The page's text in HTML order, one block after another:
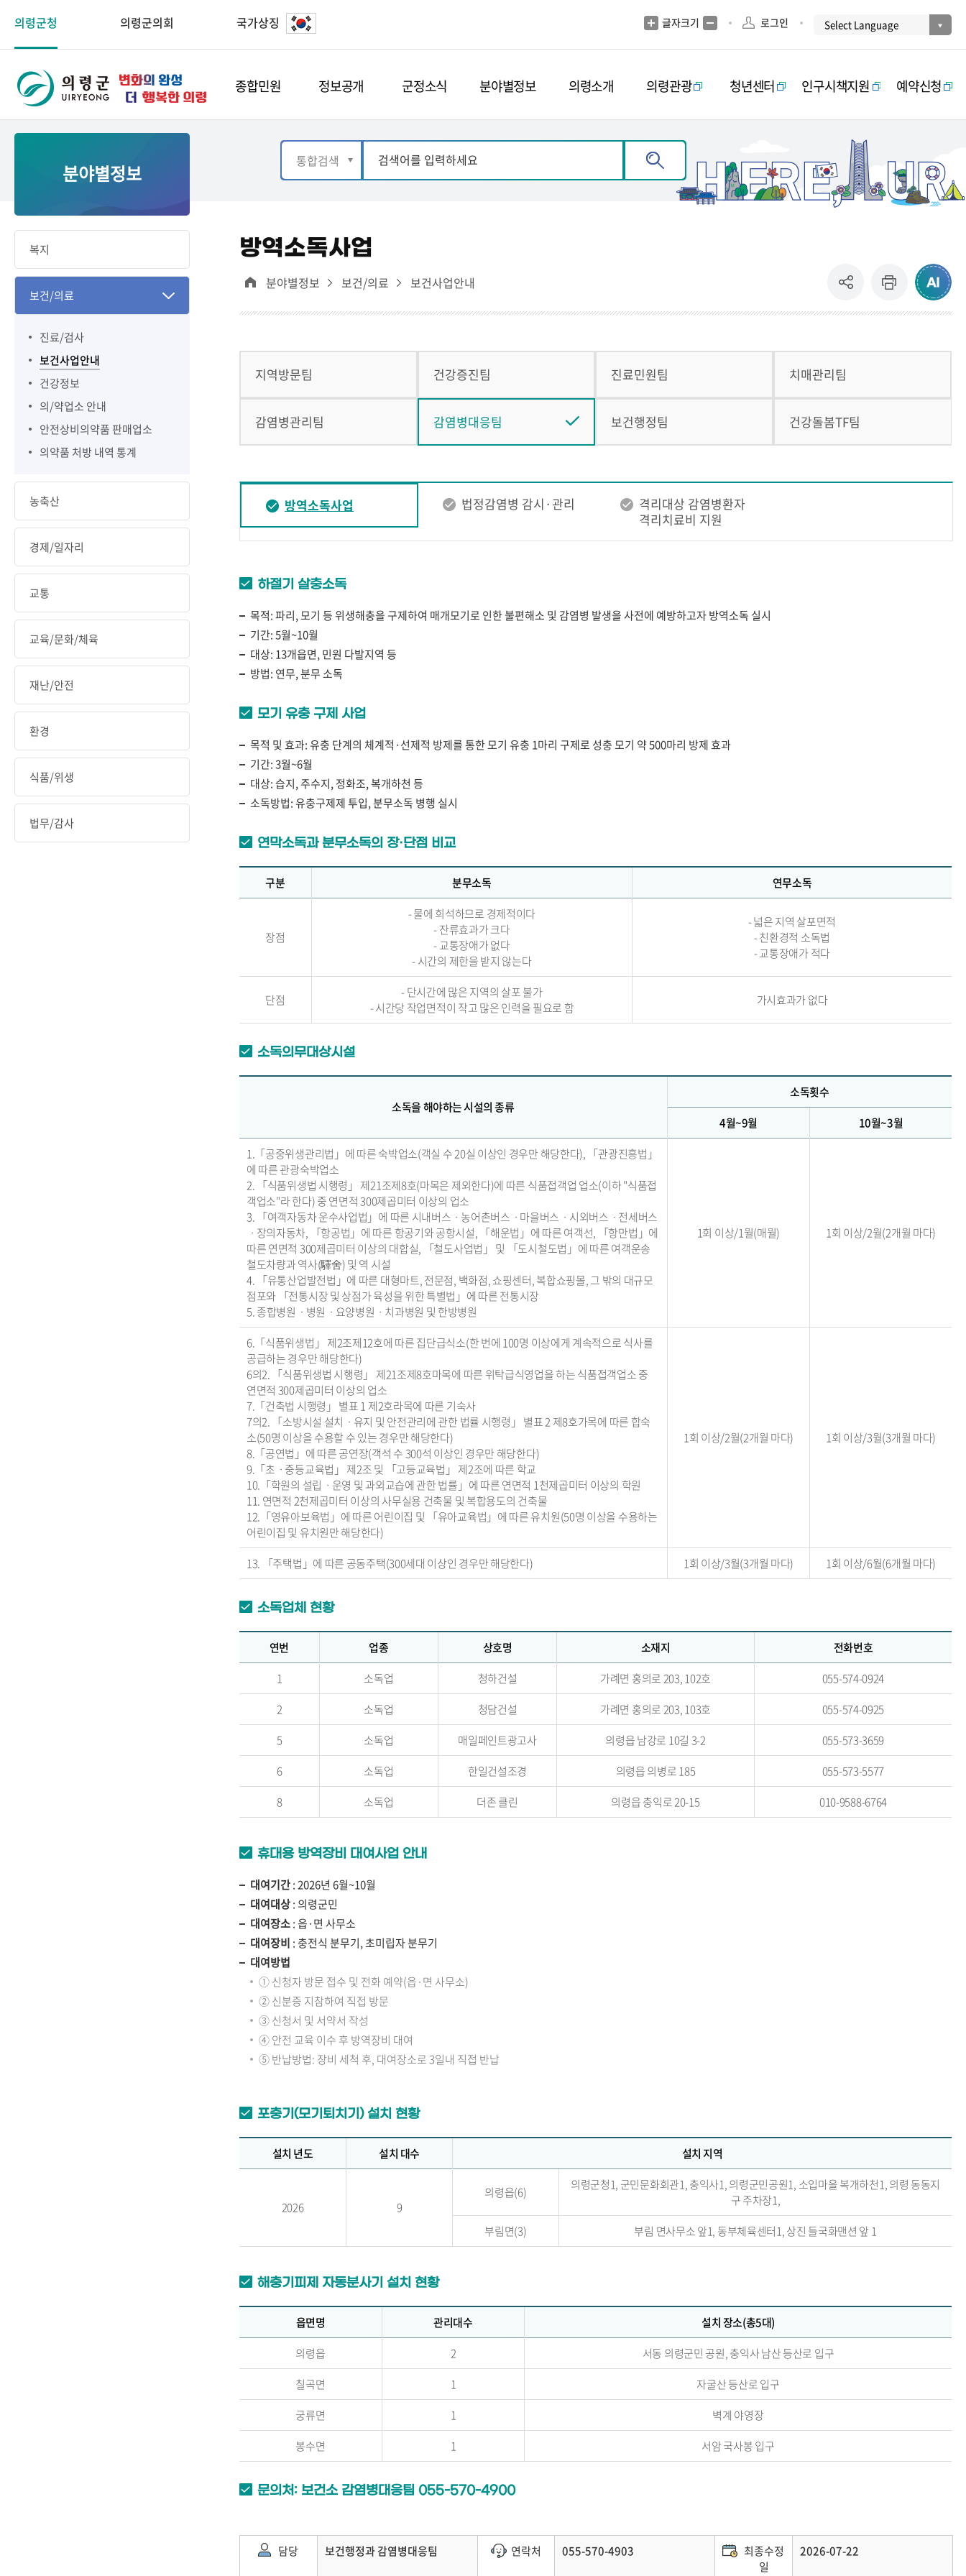
의령군청 의령군의회 국가상징 글자크기 로그인
종합민원 정보공개 군정소식 분야별정보 의령소개 의령관광 청년센터 인구시책지원 예약신청
분야별정보
복지
보건/의료
진료/검사
보건사업안내
건강정보
의/약업소 안내
안전상비의약품 판매업소
의약품 처방 내역 통계
농축산
경제/일자리
교통
교육/문화/체육
재난/안전
환경
식품/위생
법무/감사
방역소독사업
분야별정보 보건/의료 보건사업안내
지역방문팀 건강증진팀 진료민원팀 치매관리팀
감염병관리팀 감염병대응팀 보건행정팀 건강돌봄TF팀
방역소독사업 법정감염병 감시·관리
격리대상 감염병환자
격리치료비 지원
하절기 살충소독
목적: 파리, 모기 등 위생해충을 구제하여 매개모기로 인한 불편해소 및 감염병 발생을 사전에 예방하고자 방역소독 실시
기간: 5월~10월
대상: 13개읍면, 민원 다발지역 등
방법: 연무, 분무 소독
모기 유충 구제 사업
목적 및 효과: 유충 단계의 체계적·선제적 방제를 통한 모기 유충 1마리 구제로 성충 모기 약 500마리 방제 효과
기간: 3월~6월
대상: 습지, 주수지, 정화조, 복개하천 등
소독방법: 유충구제제 투입, 분무소독 병행 실시
연막소독과 분무소독의 장·단점 비교
구분 분무소독 연무소독
장점
- 물에 희석하므로 경제적이다
- 잔류효과가 크다
- 교통장애가 없다
- 시간의 제한을 받지 않는다
- 넓은 지역 살포면적
- 친환경적 소독법
- 교통장애가 적다
단점
- 단시간에 많은 지역의 살포 불가
- 시간당 작업면적이 작고 많은 인력을 필요로 함
가시효과가 없다
소독의무대상시설
소독을 해야하는 시설의 종류
소독횟수
4월~9월
10월~3월
1.「공중위생관리법」에 따른 숙박업소(객실 수 20실 이상인 경우만 해당한다), 「관광진흥법」
에 따른 관광숙박업소
2. 「식품위생법 시행령」 제21조제8호(마목은 제외한다)에 따른 식품접객업 업소(이하 "식품접
객업소"라 한다) 중 연면적 300제곱미터 이상의 업소
3. 「여객자동차 운수사업법」에 따른 시내버스ㆍ농어촌버스ㆍ마을버스ㆍ시외버스ㆍ전세버스
ㆍ장의자동차, 「항공법」에 따른 항공기와 공항시설, 「해운법」에 따른 여객선, 「항만법」에
따른 연면적 300제곱미터 이상의 대합실, 「철도사업법」 및 「도시철도법」에 따른 여객운송
철도차량과 역사(驛舍) 및 역 시설
4. 「유통산업발전법」에 따른 대형마트, 전문점, 백화점, 쇼핑센터, 복합쇼핑몰, 그 밖의 대규모
점포와 「전통시장 및 상점가 육성을 위한 특별법」에 따른 전통시장
5. 종합병원ㆍ병원ㆍ요양병원ㆍ치과병원 및 한방병원
1회 이상/1월(매월) 1회 이상/2월(2개월 마다)
6.「식품위생법」 제2조제12호에 따른 집단급식소(한 번에 100명 이상에게 계속적으로 식사를
공급하는 경우만 해당한다)
6의2. 「식품위생법 시행령」 제21조제8호마목에 따른 위탁급식영업을 하는 식품접객업소 중
연면적 300제곱미터 이상의 업소
7.「건축법 시행령」 별표 1 제2호라목에 따른 기숙사
7의2. 「소방시설 설치ㆍ유지 및 안전관리에 관한 법률 시행령」 별표 2 제8호가목에 따른 합숙
소(50명 이상을 수용할 수 있는 경우만 해당한다)
8.「공연법」에 따른 공연장(객석 수 300석 이상인 경우만 해당한다)
9.「초ㆍ중등교육법」 제2조 및 「고등교육법」 제2조에 따른 학교
10.「학원의 설립ㆍ운영 및 과외교습에 관한 법률」에 따른 연면적 1천제곱미터 이상의 학원
11. 연면적 2천제곱미터 이상의 사무실용 건축물 및 복합용도의 건축물
12.「영유아보육법」에 따른 어린이집 및 「유아교육법」에 따른 유치원(50명 이상을 수용하는
어린이집 및 유치원만 해당한다)
1회 이상/2월(2개월 마다) 1회 이상/3월(3개월 마다)
13. 「주택법」에 따른 공동주택(300세대 이상인 경우만 해당한다) 1회 이상/3월(3개월 마다) 1회 이상/6월(6개월 마다)
소독업체 현황
연번 업종 상호명 소재지
전화번호
1
소독업 청하건설 가례면 홍의로 203, 102호
055-574-0924
2
소독업 청담건설 가례면 홍의로 203, 103호
055-574-0925
5
소독업 매일페인트광고사 의령읍 남강로 10길 3-2
055-573-3659
6
소독업 한일건설조경 의령읍 의병로 185
055-573-5577
8
소독업 더존 클린 의령읍 충익로 20-15 010-9588-6764
휴대용 방역장비 대여사업 안내
대여기간: 2026년 6월~10월
대여대상: 의령군민
대여장소: 읍·면 사무소
대여장비 : 충전식 분무기, 초미립자 분무기
대여방법
① 신청자 방문 접수 및 전화 예약(읍·면 사무소)
② 신분증 지참하여 직접 방문
③ 신청서 및 서약서 작성
④ 안전 교육 이수 후 방역장비 대여
⑤ 반납방법: 장비 세척 후, 대여장소로 3일내 직접 반납
포충기(모기퇴치기) 설치 현황
설치 년도 설치 대수 설치 지역
2026 9
의령읍(6)
의령군청1, 군민문화회관1, 충익사1, 의령군민공원1, 소입마을 복개하천1, 의령 동동지
구 주차장1,
부림면(3)
부림 면사무소 앞1, 동부체육센터1, 상진 들국화맨션 앞 1
해충기피제 자동분사기 설치 현황
읍면명 관리대수
설치 장소(총5대)
의령읍
2
서동 의령군민 공원, 충익사 남산 등산로 입구
칠곡면
1
자굴산 등산로 입구
궁류면
1
벽계 야영장
봉수면
1 서암 국사봉 입구
문의처: 보건소 감염병대응팀 055-570-4900
담당 보건행정과 감염병대응팀 연락처 055-570-4903
최종수정
일
2026-07-22